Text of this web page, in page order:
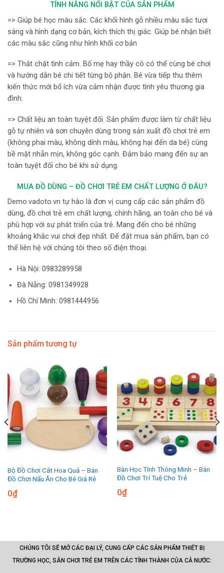
TÍNH NĂNG NỔI BẬT CỦA SẢN PHẨM
=> Giúp bé học màu sắc. Các khối hình gỗ nhiều màu sắc tươi
sáng và hình dạng cơ bản, kích thích thị giác. Giúp bé nhận biết
các màu sắc cũng như hình khối cơ bản
=> Thắt chặt tình cảm. Bố mẹ hay thầy cô có thể cùng bé chơi
và hướng dẫn bé chi tiết từng bộ phận. Bé vừa tiếp thu thêm
kiến thức mới bổ ích vừa cảm nhận được tình yêu thương gia
đình.
=> Chất liệu an toàn tuyệt đối. Sản phẩm được làm từ chất liệu
gỗ tự nhiên và sơn chuyên dùng trong sản xuất đồ chơi trẻ em
(không phai màu, không dính màu, không hại đến da bé) cùng
bề mặt nhẵn mịn, không góc cạnh. Đảm bảo mang đến sự an
toàn tuyệt đối cho bé khi sử dụng.
MUA ĐỒ DÙNG – ĐỒ CHƠI TRẺ EM CHẤT LƯỢNG Ở ĐÂU?
Demo.vadoto.vn tự hào là đơn vị cung cấp các sản phẩm đồ
dùng, đồ chơi trẻ em chất lượng, chính hãng, an toàn cho bé và
phù hợp với sự phát triển của trẻ. Mang đến cho bé những
khoảng khắc vui chơi đẹp nhất. Để đặt mua sản phẩm, bạn có
thể liên hệ với chúng tôi theo số điện thoại.
Hà Nội: 0983289958
Đà Nẵng: 0981349928
Hồ Chí Minh: 0981444956
Sản phẩm tương tự
Bộ Đồ Chơi Cắt Hoa Quả – Bán
Đồ Chơi Nấu Ăn Cho Bé Giá Rẻ
0₫
Bàn Học Tính Thông Minh – Bán
Đồ Chơi Trí Tuệ Cho Trẻ
0₫
CHÚNG TÔI SẼ MỞ CÁC ĐẠI LÝ, CUNG CẤP CÁC SẢN PHẨM THIẾT BỊ
TRƯỜNG HỌC, SÂN CHƠI TRẺ EM TRÊN CÁC TỈNH THÀNH CỦA CẢ NƯỚC: